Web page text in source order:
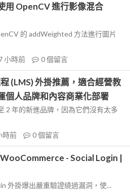
用 OpenCV 進行影像混合
的 addWeighted 方法進行圖片
小時前 0個留言
(LMS) 外掛推薦，適合經營教
個人品牌和內容商業化部署
2 年的新進品牌，因為它們沒有太多
時前 0個留言
- Social Login |
外掛爆出嚴重驗證繞過漏洞，使...